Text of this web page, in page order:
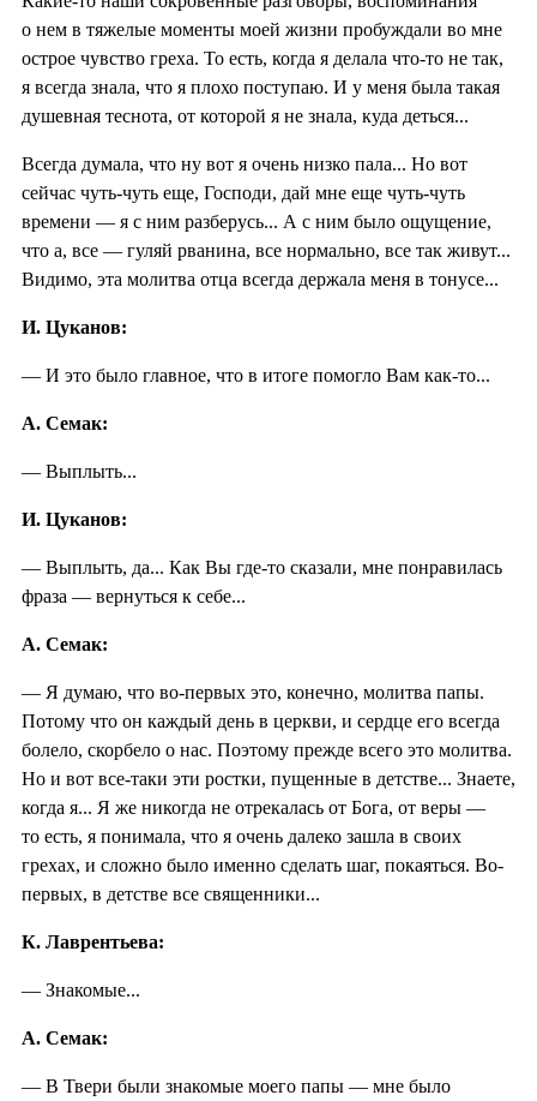
о нем в тяжелые моменты моей жизни пробуждали во мне
острое чувство греха. То есть, когда я делала что-то не так,
я всегда знала, что я плохо поступаю. И у меня была такая
душевная теснота, от которой я не знала, куда деться...
Всегда думала, что ну вот я очень низко пала... Но вот
сейчас чуть-чуть еще, Господи, дай мне еще чуть-чуть
времени — я с ним разберусь... А с ним было ощущение,
что а, все — гуляй рванина, все нормально, все так живут...
Видимо, эта молитва отца всегда держала меня в тонусе...
И. Цуканов:
— И это было главное, что в итоге помогло Вам как-то...
А. Семак:
— Выплыть...
И. Цуканов:
— Выплыть, да... Как Вы где-то сказали, мне понравилась
фраза — вернуться к себе...
А. Семак:
— Я думаю, что во-первых это, конечно, молитва папы.
Потому что он каждый день в церкви, и сердце его всегда
болело, скорбело о нас. Поэтому прежде всего это молитва.
Но и вот все-таки эти ростки, пущенные в детстве... Знаете,
когда я... Я же никогда не отрекалась от Бога, от веры —
то есть, я понимала, что я очень далеко зашла в своих
грехах, и сложно было именно сделать шаг, покаяться. Во-
первых, в детстве все священники...
К. Лаврентьева:
— Знакомые...
А. Семак:
— В Твери были знакомые моего папы — мне было